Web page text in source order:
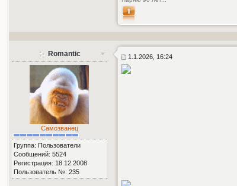
Romantic
Самозванец
Группа: Пользователи
Сообщений: 5524
Регистрация: 18.12.2008
Пользователь №: 235
1.1.2026, 16:24